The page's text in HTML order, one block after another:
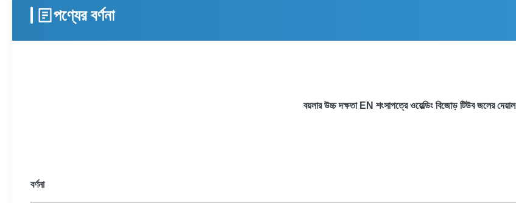
পণ্যের বর্ণনা
বয়লার উচ্চ দক্ষতা EN শংসাপত্রে ওয়েল্ডিং বিজোড় টিউব জলের দেয়াল
বর্ণনা